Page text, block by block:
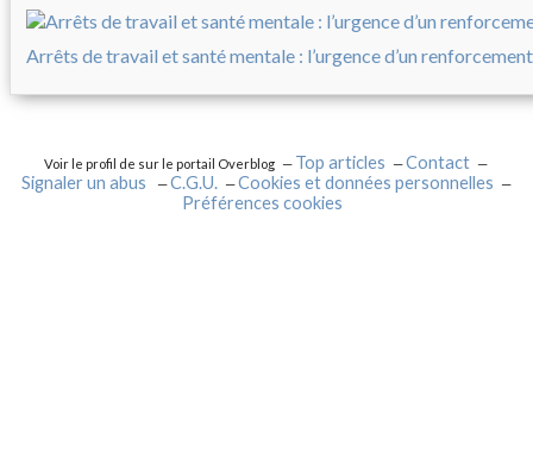
Arrêts de travail et santé mentale : l’urgence d’un
Voir le profil de sur le portail Overblog Top articles
Contact
Signaler un abus
C.G.U.
Cookies et données personnelles
Préférences cookies